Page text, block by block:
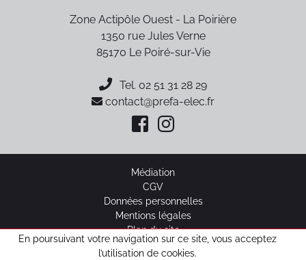
Zone Actipôle Ouest - La Poirière
1350 rue Jules Verne
85170 Le Poiré-sur-Vie
Tel. 02 51 31 28 29
contact@prefa-elec.fr
Médiation
CGV
Données personnelles
Mentions légales
Plan du site
En poursuivant votre navigation sur ce site, vous acceptez
l’utilisation de cookies.